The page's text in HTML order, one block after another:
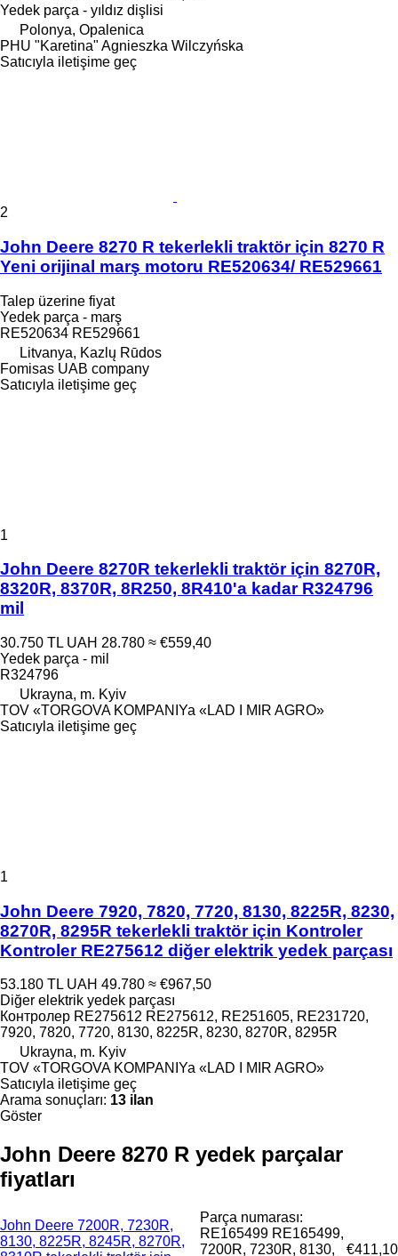
Yedek parça - yıldız dişlisi
Polonya, Opalenica
PHU "Karetina" Agnieszka Wilczyńska
Satıcıyla iletişime geç
2
John Deere 8270 R tekerlekli traktör için 8270 R
Yeni orijinal marş motoru RE520634/ RE529661
Talep üzerine fiyat
Yedek parça - marş
RE520634 RE529661
Litvanya, Kazlų Rūdos
Fomisas UAB company
Satıcıyla iletişime geç
1
John Deere 8270R tekerlekli traktör için 8270R,
8320R, 8370R, 8R250, 8R410'a kadar R324796
mil
30.750 TL UAH 28.780 ≈ €559,40
Yedek parça - mil
R324796
Ukrayna, m. Kyiv
TOV «TORGOVA KOMPANIYa «LAD I MIR AGRO»
Satıcıyla iletişime geç
1
John Deere 7920, 7820, 7720, 8130, 8225R, 8230,
8270R, 8295R tekerlekli traktör için Kontroler
Kontroler RE275612 diğer elektrik yedek parçası
53.180 TL UAH 49.780 ≈ €967,50
Diğer elektrik yedek parçası
Контролер RE275612 RE275612, RE251605, RE231720,
7920, 7820, 7720, 8130, 8225R, 8230, 8270R, 8295R
Ukrayna, m. Kyiv
TOV «TORGOVA KOMPANIYa «LAD I MIR AGRO»
Satıcıyla iletişime geç
Arama sonuçları: 13 ilan
Göster
John Deere 8270 R yedek parçalar
fiyatları
John Deere 7200R, 7230R,
8130, 8225R, 8245R, 8270R,
Parça numarası:
RE165499 RE165499,
7200R, 7230R, 8130,
€411,10